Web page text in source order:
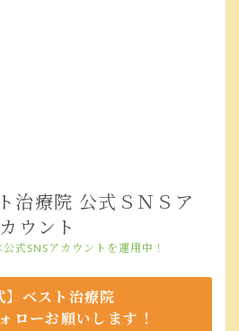
治療院 公式ＳＮＳア
カウント
式SNSアカウントを運用中！
】ベスト治療院
ローお願いします！